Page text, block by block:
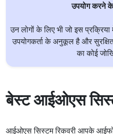
उपयोग करने के
उन लोगों के लिए भी जो इस प्रक्रिया
उपयोगकर्ता के अनुकूल है और सुरक्षित
का कोई
बेस्ट आईओएस
आईओएस सिस्टम रिकवरी आपके